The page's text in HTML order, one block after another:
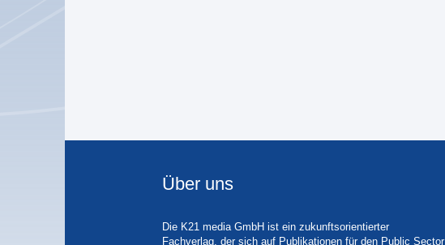
Über uns
Die K21 media GmbH ist ein zukunftsorientierter
Fachverlag, der sich auf Publikationen für den Public Sector